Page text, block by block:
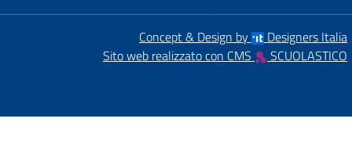
Concept & Design by
Designers Italia
Sito web realizzato con CMS
SCUOLASTICO